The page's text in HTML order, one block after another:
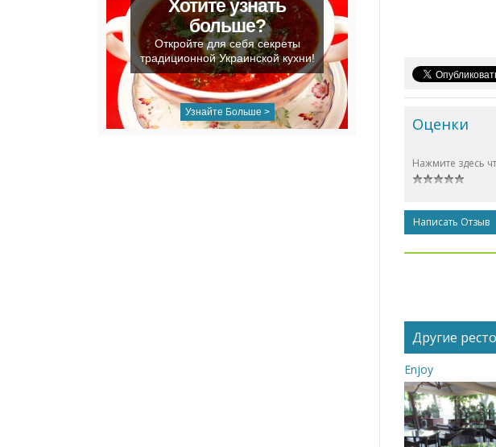
Хотите узнать
больше?
Откройте для себя секреты
традиционной Украинской кухни!
Узнайте Больше >
Оценки
Нажмите здесь
Написать Отзыв
Другие
Enjoy